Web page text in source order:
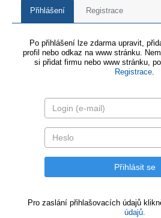
Přihlášení Registrace
Po přihlášení lze zdarma upravit,
profil nebo odkaz na www stránku.
si přidat firmu nebo www stránku,
Registrace.
Pro zaslání přihlašovacích údajů
údajů.